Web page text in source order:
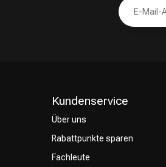
Friseurwahl
Kundenservice
Über uns
Rabattpunkte sparen
Fachleute